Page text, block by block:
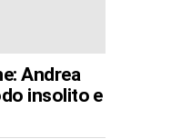
Andrea
insolito e